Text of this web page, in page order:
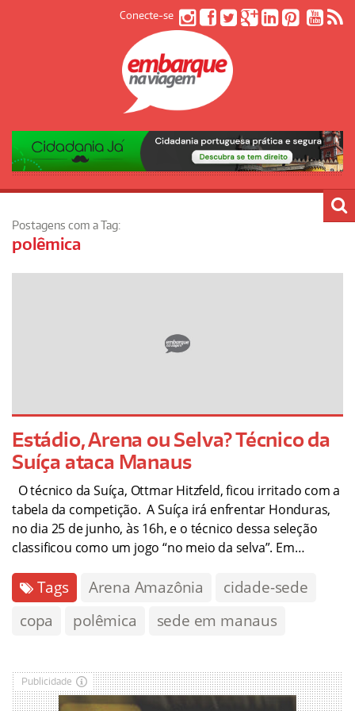
Conecte-se
Postagens com a Tag:
polêmica
Estádio, Arena ou Selva? Técnico da
Suíça ataca Manaus
O técnico da Suíça, Ottmar Hitzfeld, ficou irritado com a
tabela da competição. A Suíça irá enfrentar Honduras,
no dia 25 de junho, às 16h, e o técnico dessa seleção
classificou como um jogo “no meio da selva”. Em…
Tags Arena Amazônia
cidade-sede
copa
polêmica sede em manaus
Publicidade